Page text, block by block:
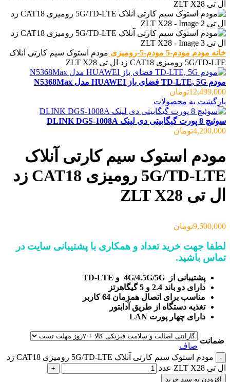
خانه مودم مودم-5 مودم-5-رومیزی
مودم استوک سیم کارتی آنلاک
5G/TD-LTE رومیزی CAT18 زد ال تی ZLT X28
مودم TD-LTE, 5G فضای باز HUAWEI مدل N5368Max
12,499,000تومان
بازگشت به محصولات
سوئیچ 8 پورت گیگابیتی دی لینک DLINK DGS-1008A
4,200,000تومان
مودم استوک سیم کارتی آنلاک
5G/TD-LTE رومیزی CAT18 زد
ال تی ZLT X28
9,500,000تومان
لطفا جهت خرید تعداد و همکاری با پشتیبانی سایت در
تماس باشید.
پشتیبانی از 4G/4.5G/5G و TD-LTE
دارای دو باند 2.4 و 5 گیگاهرتز
مناسب برای اتصال همزمان 64 کاربر
تغذیه دستگاه از طریق آدابتور
دارای چهار پورت LAN
ضمانت
صاف
مودم استوک سیم کارتی آنلاک 5G/TD-LTE رومیزی CAT18 زد
ال تی ZLT X28 عدد
افزودن به سبد خرید